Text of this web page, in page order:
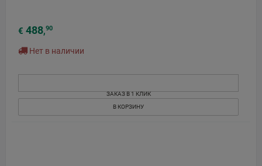
€ 488,90
Нет в наличии
ЗАКАЗ В 1 КЛИК
В КОРЗИНУ